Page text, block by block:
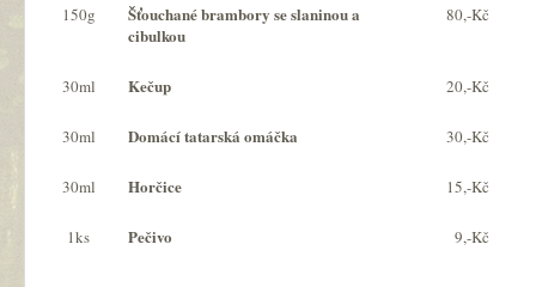
150g
Šťouchané brambory se slaninou a
cibulkou
80,-Kč
30ml Kečup 20,-Kč
30ml Domácí tatarská omáčka 30,-Kč
30ml Horčice 15,-Kč
1ks Pečivo 9,-Kč